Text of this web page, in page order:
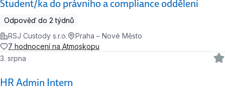
Student/ka do právního a compliance oddělení
Odpověď do 2 týdnů
RSJ Custody s.r.o.
Praha – Nové Město
7 hodnocení na Atmoskopu
HR Admin Intern
3. srpna